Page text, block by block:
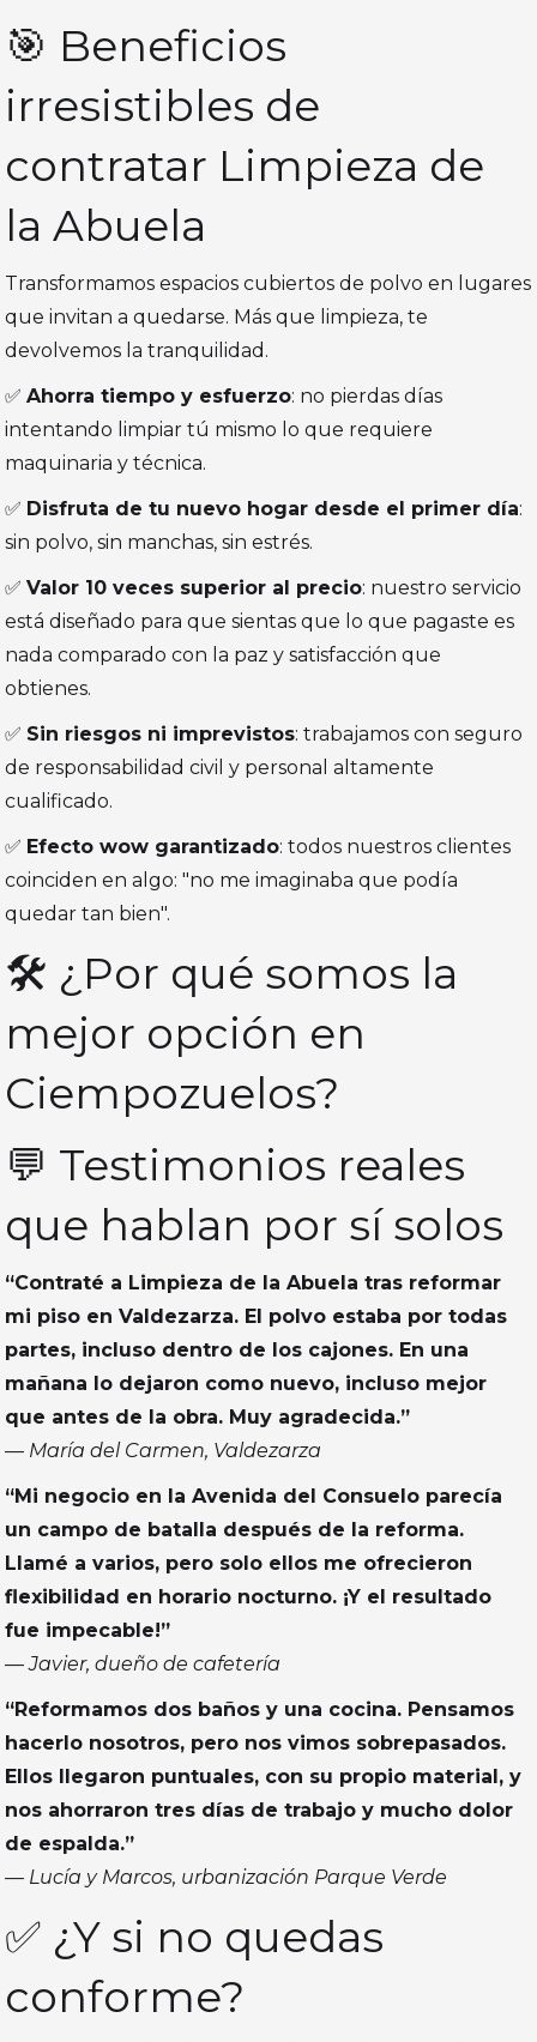
🎯 Beneficios
irresistibles de
contratar Limpieza de
la Abuela
Transformamos espacios cubiertos de polvo en lugares
que invitan a quedarse. Más que limpieza, te
devolvemos la tranquilidad.
✅Ahorra tiempo y esfuerzo: no pierdas días
intentando limpiar tú mismo lo que requiere
maquinaria y técnica.
✅ Disfruta de tu nuevo hogar desde el primer día:
sin polvo, sin manchas, sin estrés.
✅Valor 10 veces superior al precio: nuestro servicio
está diseñado para que sientas que lo que pagaste es
nada comparado con la paz y satisfacción que
obtienes.
✅ Sin riesgos ni imprevistos: trabajamos con seguro
de responsabilidad civil y personal altamente
cualificado.
✅ Efecto wow garantizado: todos nuestros clientes
coinciden en algo: "no me imaginaba que podía
quedar tan bien".
🛠️ ¿Por qué somos la
mejor opción en
Ciempozuelos?
💬 Testimonios reales
que hablan por sí solos
“Contraté a Limpieza de la Abuela tras reformar
mi piso en Valdezarza. El polvo estaba por todas
partes, incluso dentro de los cajones. En una
mañana lo dejaron como nuevo, incluso mejor
que antes de la obra. Muy agradecida.”
— María del Carmen, Valdezarza
“Mi negocio en la Avenida del Consuelo parecía
un campo de batalla después de la reforma.
Llamé a varios, pero solo ellos me ofrecieron
flexibilidad en horario nocturno. ¡Y el resultado
fue impecable!”
— Javier, dueño de cafetería
“Reformamos dos baños y una cocina. Pensamos
hacerlo nosotros, pero nos vimos sobrepasados.
Ellos llegaron puntuales, con su propio material, y
nos ahorraron tres días de trabajo y mucho dolor
de espalda.”
— Lucía y Marcos, urbanización Parque Verde
✅ ¿Y si no quedas
conforme?